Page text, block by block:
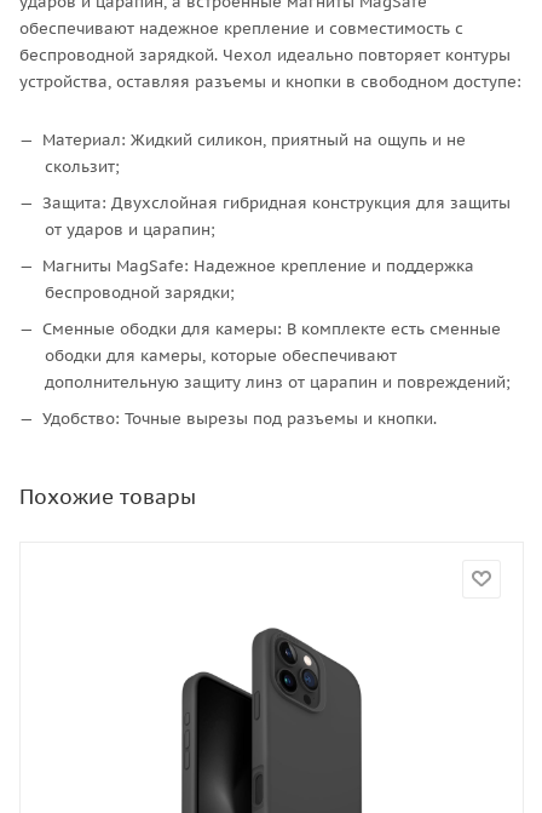
обеспечивают надежное крепление и совместимость с
беспроводной зарядкой. Чехол идеально повторяет контуры
устройства, оставляя разъемы и кнопки в свободном доступе:
Материал: Жидкий силикон, приятный на ощупь и не
скользит;
Защита: Двухслойная гибридная конструкция для защиты
от ударов и царапин;
Магниты MagSafe: Надежное крепление и поддержка
беспроводной зарядки;
Сменные ободки для камеры: В комплекте есть сменные
ободки для камеры, которые обеспечивают
дополнительную защиту линз от царапин и повреждений;
Удобство: Точные вырезы под разъемы и кнопки.
Похожие товары